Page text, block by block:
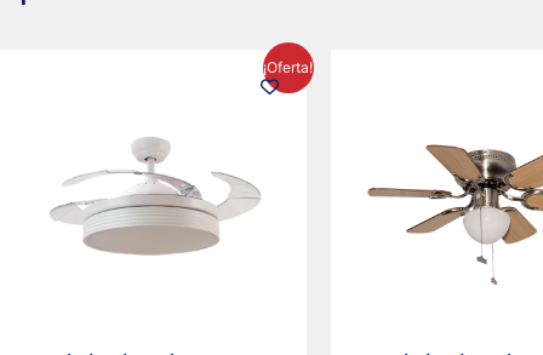
¡Oferta!
$2,986.97.
precio
actual